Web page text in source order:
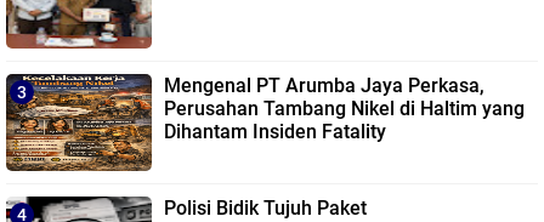
Mengenal PT Arumba Jaya Perkasa,
Perusahan Tambang Nikel di Haltim yang
Dihantam Insiden Fatality
Polisi Bidik Tujuh Paket